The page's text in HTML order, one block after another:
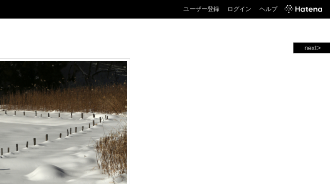
ユーザー登録 ログイン ヘルプ
next>